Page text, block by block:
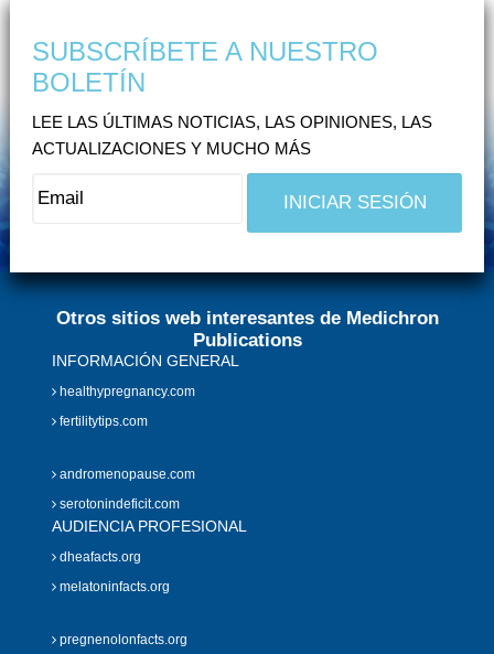
SUBSCRÍBETE A NUESTRO
BOLETÍN
LEE LAS ÚLTIMAS NOTICIAS, LAS OPINIONES, LAS
ACTUALIZACIONES Y MUCHO MÁS
Otros sitios web interesantes de Medichron
Publications
INFORMACIÓN GENERAL
healthypregnancy.com
fertilitytips.com
andromenopause.com
serotonindeficit.com
AUDIENCIA PROFESIONAL
dheafacts.org
melatoninfacts.org
pregnenolonfacts.org